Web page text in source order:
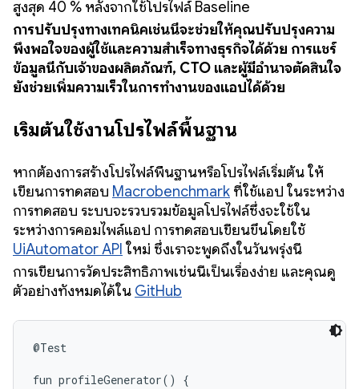
สูงสุด 40 % หลังจากใช้โปรไฟล์ Baseline
การปรับปรุงทางเทคนิคเช่นนี้จะช่วยให้คุณปรับปรุงความ
พึงพอใจของผู้ใช้และความสำเร็จทางธุรกิจได้ด้วย การแชร์
ข้อมูลนี้กับเจ้าของผลิตภัณฑ์, CTO และผู้มีอำนาจตัดสินใจ
ยังช่วยเพิ่มความเร็วในการทำงานของแอปได้ด้วย
เริ่มต้นใช้งานโปรไฟล์พื้นฐาน
หากต้องการสร้างโปรไฟล์พื้นฐานหรือโปรไฟล์เริ่มต้น ให้
เขียนการทดสอบ Macrobenchmark ที่ใช้แอป ในระหว่าง
การทดสอบ ระบบจะรวบรวมข้อมูลโปรไฟล์ซึ่งจะใช้ใน
ระหว่างการคอมไพล์แอป การทดสอบเขียนขึ้นโดยใช้
UiAutomator API ใหม่ ซึ่งเราจะพูดถึงในวันพรุ่งนี้
การเขียนการวัดประสิทธิภาพเช่นนี้เป็นเรื่องง่าย และคุณดู
ตัวอย่างทั้งหมดได้ใน GitHub
@Test
fun profileGenerator() {